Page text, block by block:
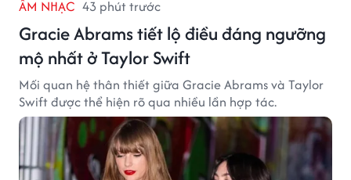
ÂM NHẠC 43 phút trước
Gracie Abrams tiết lộ điều đáng ngưỡng
mộ nhất ở Taylor Swift
Mối quan hệ thân thiết giữa Gracie Abrams và Taylor
Swift được thể hiện rõ qua nhiều lần hợp tác.